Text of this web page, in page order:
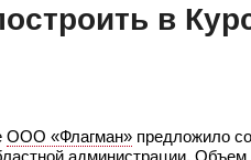
в
ООО «Флагман» предложило
администрации. Объем